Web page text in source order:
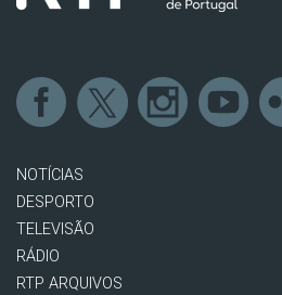
NOTÍCIAS
DESPORTO
TELEVISÃO
RÁDIO
RTP ARQUIVOS